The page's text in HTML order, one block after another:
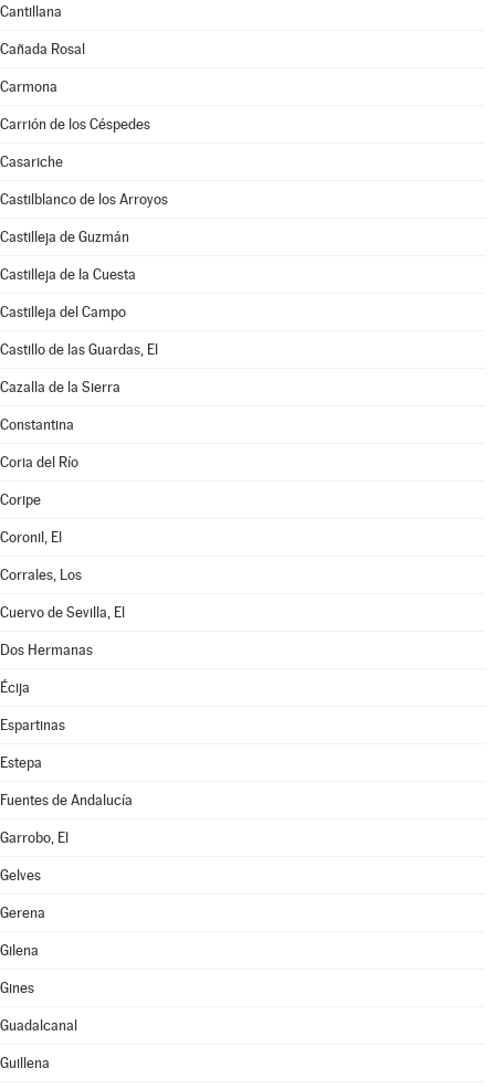
Cantillana
Cañada Rosal
Carmona
Carrión de los Céspedes
Casariche
Castilblanco de los Arroyos
Castilleja de Guzmán
Castilleja de la Cuesta
Castilleja del Campo
Castillo de las Guardas, El
Cazalla de la Sierra
Constantina
Coria del Río
Coripe
Coronil, El
Corrales, Los
Cuervo de Sevilla, El
Dos Hermanas
Écija
Espartinas
Estepa
Fuentes de Andalucía
Garrobo, El
Gelves
Gerena
Gilena
Gines
Guadalcanal
Guillena